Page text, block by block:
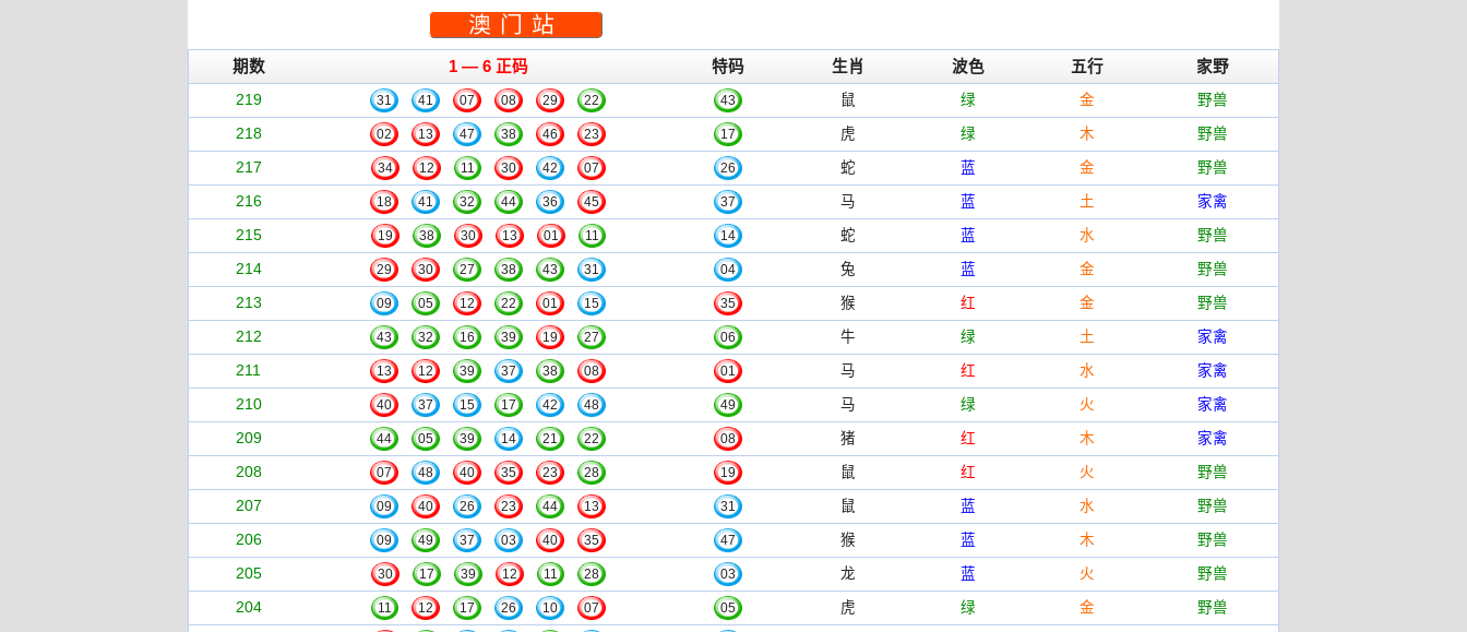
澳门站
期数 1 — 6 正码 特码 生肖 波色 五行 家野
219 31 41 07 08 29 22 43 鼠 绿 金 野兽
218 02 13 47 38 46 23 17 虎 绿 木 野兽
217 34 12 11 30 42 07 26 蛇 蓝 金 野兽
216 18 41 32 44 36 45 37 马 蓝 土 家禽
215 19 38 30 13 01 11 14 蛇 蓝 水 野兽
214 29 30 27 38 43 31 04 兔 蓝 金 野兽
213 09 05 12 22 01 15 35 猴 红 金 野兽
212 43 32 16 39 19 27 06 牛 绿 土 家禽
211 13 12 39 37 38 08 01 马 红 水 家禽
210 40 37 15 17 42 48 49 马 绿 火 家禽
209 44 05 39 14 21 22 08 猪 红 木 家禽
208 07 48 40 35 23 28 19 鼠 红 火 野兽
207 09 40 26 23 44 13 31 鼠 蓝 水 野兽
206 09 49 37 03 40 35 47 猴 蓝 木 野兽
205 30 17 39 12 11 28 03 龙 蓝 火 野兽
204 11 12 17 26 10 07 05 虎 绿 金 野兽